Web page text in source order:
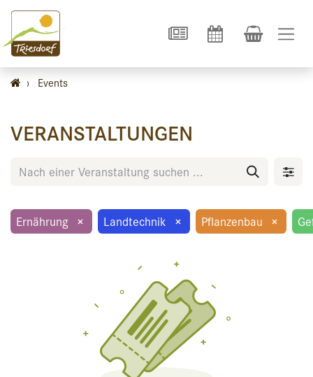
› Events
VERANSTALTUNGEN
Ernährung × Landtechnik × Pflanzenbau ×